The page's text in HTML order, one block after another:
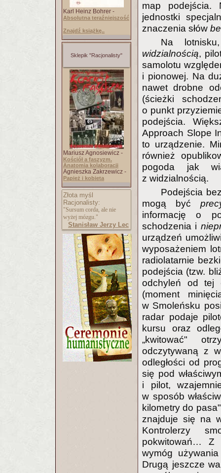
Karl Heinz Bohrer -
Absolutna teraźniejszość
Znajdź książkę..
Sklepik "Racjonalisty"
Mariusz Agnosiewicz -
Kościół a faszyzm.
Anatomia kolaboracji
Agnieszka Zakrzewicz -
Papież i kobieta
Złota myśl
Racjonalisty:
"Sursum corda, ale nie
wyżej mózgu."
Stanisław Jerzy Lec
map podejścia.
jednostki
znaczenia słów
Na
widzialnością,
samolotu
i pionowej. Na
nawet drobne
(ścieżki
o punkt
podejścia.
Approach Slope
to urządzenie.
również
pogoda jak
z widzialnością.
Podejścia
mogą być
informację o
schodzenia i
urządzeń
wyposażeniem
radiolatarnie
podejścia (tzw.
odchyleń od tej
(moment
w Smoleńsku
radar podaje
kursu oraz
„kwitować"
odczytywaną z
odległości od
się pod
i pilot,
w sposób
kilometry do
znajduje się na
Kontrolerzy
pokwitowań… Z
wymóg
Drugą jeszcze